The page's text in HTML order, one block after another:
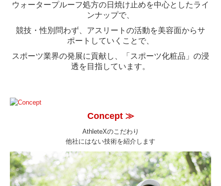
会社案内
採用情報
AthleteX メディア掲載情報
ウォータープルーフ処方の日焼け止めを中心としたライ
ンナップで、
競技・性別問わず、アスリートの活動を美容面からサ
ポートしていくことで、
スポーツ業界の発展に貢献し、「スポーツ化粧品」の浸
透を目指しています。
Concept ≫
AthleteXのこだわり
他社にはない技術を紹介します